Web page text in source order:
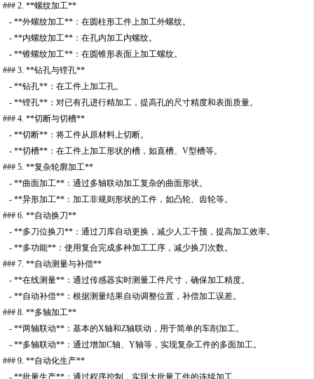
### 2. **螺纹加工**
- **外螺纹加工**：在圆柱形工件上加工外螺纹。
- **内螺纹加工**：在孔内加工内螺纹。
- **锥螺纹加工**：在圆锥形表面上加工螺纹。
### 3. **钻孔与镗孔**
- **钻孔**：在工件上加工孔。
- **镗孔**：对已有孔进行精加工，提高孔的尺寸精度和表面质量。
### 4. **切断与切槽**
- **切断**：将工件从原材料上切断。
- **切槽**：在工件上加工形状的槽，如直槽、V型槽等。
### 5. **复杂轮廓加工**
- **曲面加工**：通过多轴联动加工复杂的曲面形状。
- **异形加工**：加工非规则形状的工件，如凸轮、齿轮等。
### 6. **自动换刀**
- **多刀位换刀**：通过刀库自动更换，减少人工干预，提高加工效率。
- **多功能**：使用复合完成多种加工工序，减少换刀次数。
### 7. **自动测量与补偿**
- **在线测量**：通过传感器实时测量工件尺寸，确保加工精度。
- **自动补偿**：根据测量结果自动调整位置，补偿加工误差。
### 8. **多轴加工**
- **两轴联动**：基本的X轴和Z轴联动，用于简单的车削加工。
- **多轴联动**：通过增加C轴、Y轴等，实现复杂工件的多面加工。
### 9. **自动化生产**
- **批量生产**：通过程序控制，实现大批量工件的连续加工。